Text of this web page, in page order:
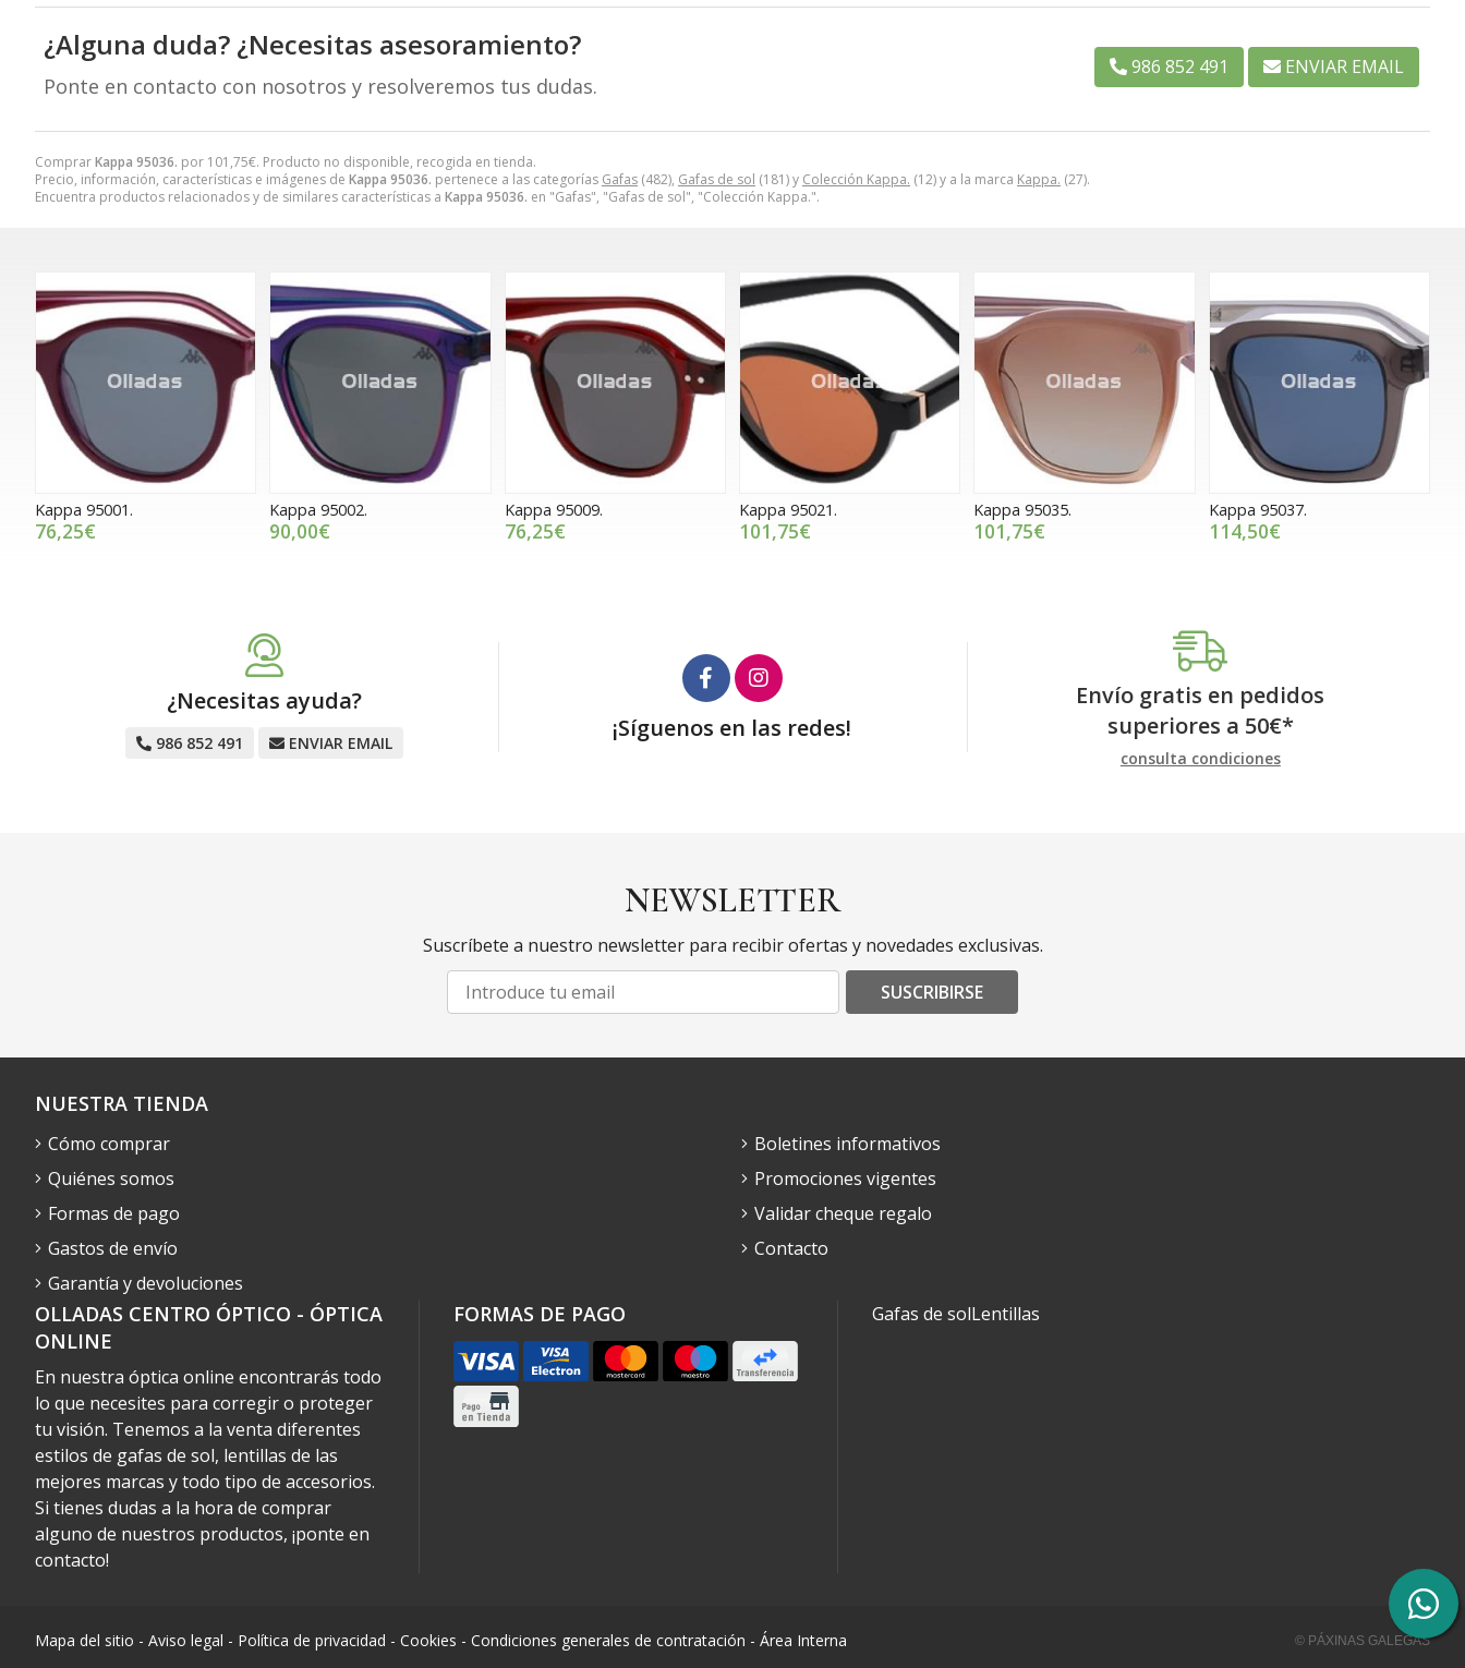
ComprarKappa 95036. por 101,75€. Producto no disponible, recogida en tienda.
Precio, información, características e imágenes de Kappa 95036. pertenece a las categorías Gafas (482), Gafas de sol (181) y Colección Kappa. (12) y a la marca Kappa. (27).
Encuentra productos relacionados y de similares características a Kappa 95036. en "Gafas", "Gafas de sol", "Colección Kappa.".
¿Alguna duda? ¿Necesitas asesoramiento?
Ponte en contacto con nosotros y resolveremos tus dudas.
986 852 491 ENVIAR EMAIL
Kappa 95001.
76,25€
Kappa 95002.
90,00€
Kappa 95009.
76,25€
Kappa 95021.
101,75€
Kappa 95035.
101,75€
Kappa 95037.
114,50€
¿Necesitas ayuda?
986 852 491 ENVIAR EMAIL
¡Síguenos en las redes!
Envío gratis en pedidos
superiores a 50€*
consulta condiciones
NEWSLETTER
Suscríbete a nuestro newsletter para recibir ofertas y novedades exclusivas.
SUSCRIBIRSE
OLLADAS CENTRO ÓPTICO - ÓPTICA
ONLINE
En nuestra óptica online encontrarás todo
lo que necesites para corregir o proteger
tu visión. Tenemos a la venta diferentes
estilos de gafas de sol, lentillas de las
mejores marcas y todo tipo de accesorios.
Si tienes dudas a la hora de comprar
alguno de nuestros productos, ¡ponte en
contacto!
FORMAS DE PAGO
NUESTRA TIENDA
Cómo comprar
Quiénes somos
Formas de pago
Gastos de envío
Garantía y devoluciones
Boletines informativos
Promociones vigentes
Validar cheque regalo
Contacto
Gafas de solLentillas
Mapa del sitio - Aviso legal - Política de privacidad - Cookies - Condiciones generales de contratación - Área Interna © PÁXINAS GALEGAS